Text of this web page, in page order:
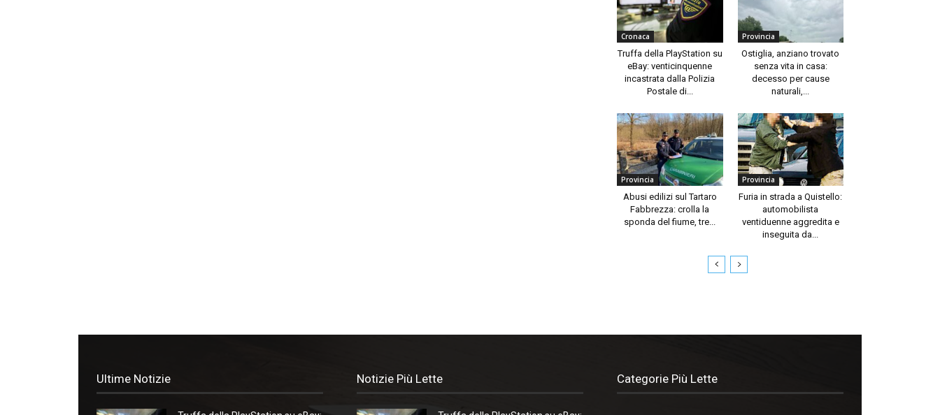
Cronaca
Truffa della PlayStation su
eBay: venticinquenne
incastrata dalla Polizia
Postale di...
Provincia
Ostiglia, anziano trovato
senza vita in casa:
decesso per cause
naturali,...
Provincia
Abusi edilizi sul Tartaro
Fabbrezza: crolla la
sponda del fiume, tre...
Provincia
Furia in strada a Quistello:
automobilista
ventiduenne aggredita e
inseguita da...
Ultime Notizie Notizie Più Lette Categorie Più Lette